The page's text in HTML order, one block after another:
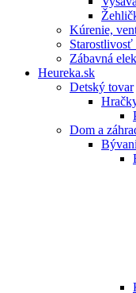
Kúrenie,
Starostlivosť
Zábavná
Heureka.sk
Detský tovar
Dom a